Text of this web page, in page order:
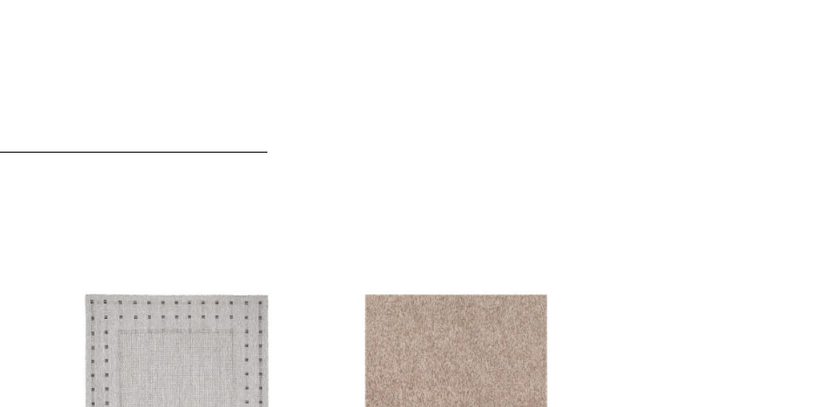
die Sie ihnen bereitgestellt haben oder die sie im Rahmen Ihrer Nutzung der
um die grundlegenden Funktionen dieser Website zu ermöglichen, wie zum
Betreibern zu verstehen, wie sich verschiedene Benutzer auf der Website verhalten,
sammeln und melden.